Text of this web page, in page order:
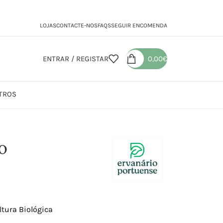
LOJASCONTACTE-NOSFAQSSEGUIR ENCOMENDA
ENTRAR / REGISTAR 0,00€
Biológica